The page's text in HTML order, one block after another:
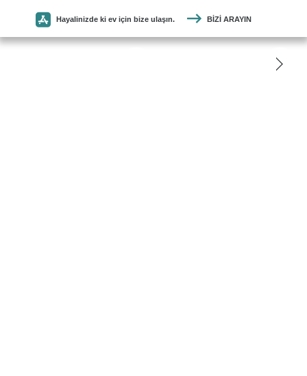
Hayalinizde ki ev için bize ulaşın. BIZI ARAYIN